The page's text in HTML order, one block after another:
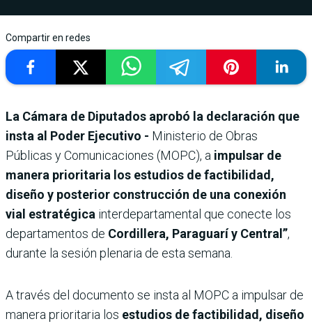
Compartir en redes
La Cámara de Diputados aprobó la declaración que
insta al Poder Ejecutivo - Ministerio de Obras
Públicas y Comunicaciones (MOPC), a impulsar de
manera prioritaria los estudios de factibilidad,
diseño y posterior construcción de una conexión
vial estratégica interdepartamental que conecte los
departamentos de Cordillera, Paraguarí y Central”,
durante la sesión plenaria de esta semana.
A través del documento se insta al MOPC a impulsar de
manera prioritaria los estudios de factibilidad, diseño